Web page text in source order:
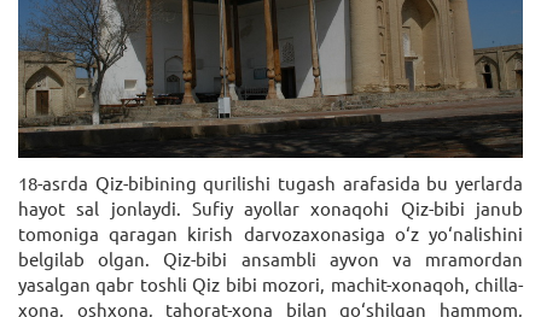
18-asrda Qiz-bibining qurilishi tugash arafasida bu yerlarda
hayot sal jonlaydi. Sufiy ayollar xonaqohi Qiz-bibi janub
tomoniga qaragan kirish darvozaxonasiga o‘z yo‘nalishini
belgilab olgan. Qiz-bibi ansambli ayvon va mramordan
yasalgan qabr toshli Qiz bibi mozori, machit-xonaqoh, chilla-
xona, oshxona, tahorat-xona bilan qo‘shilgan hammom,